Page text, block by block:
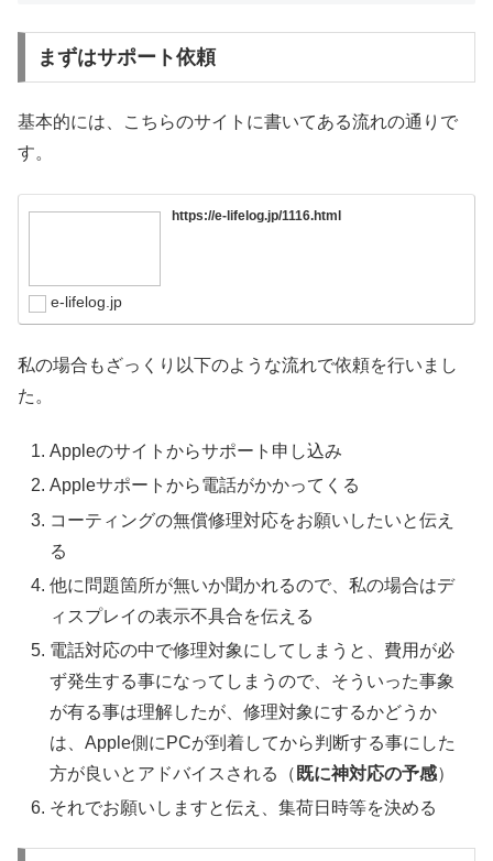
まずはサポート依頼
基本的には、こちらのサイトに書いてある流れの通りで
す。
https://e-lifelog.jp/1116.html
e-lifelog.jp
私の場合もざっくり以下のような流れで依頼を行いまし
た。
Appleのサイトからサポート申し込み
Appleサポートから電話がかかってくる
コーティングの無償修理対応をお願いしたいと伝え
る
他に問題箇所が無いか聞かれるので、私の場合はデ
ィスプレイの表示不具合を伝える
電話対応の中で修理対象にしてしまうと、費用が必
ず発生する事になってしまうので、そういった事象
が有る事は理解したが、修理対象にするかどうか
は、Apple側にPCが到着してから判断する事にした
方が良いとアドバイスされる（ 既に神対応の予感）
それでお願いしますと伝え、集荷日時等を決める